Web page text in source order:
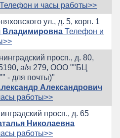
Телефон и часы работы>>
ул., д. 5, корп. 1
Владимировна Телефон и
просп., д. 80,
а/я 279, ООО ""БЦ
- для почты)"
Александрович
работы>>
просп., д. 65
Николаевна
работы>>